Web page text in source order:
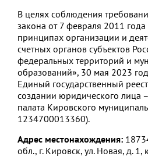
В целях соблюдения
закона от 7 февраля 2011
принципах организации и
счетных органов субъектов
федеральных территорий и
образований», 30 мая 2023
Единый государственный
создании юридического лица
палата Кировского
1234700013360).
Адрес местонахождения:
обл., г. Кировск, ул. Новая, д. 1,